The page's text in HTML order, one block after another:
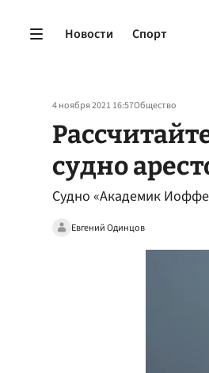
Новости Спорт
4 ноября 2021 16:57Общество
судно
Судно «Академик
Евгений Одинцов